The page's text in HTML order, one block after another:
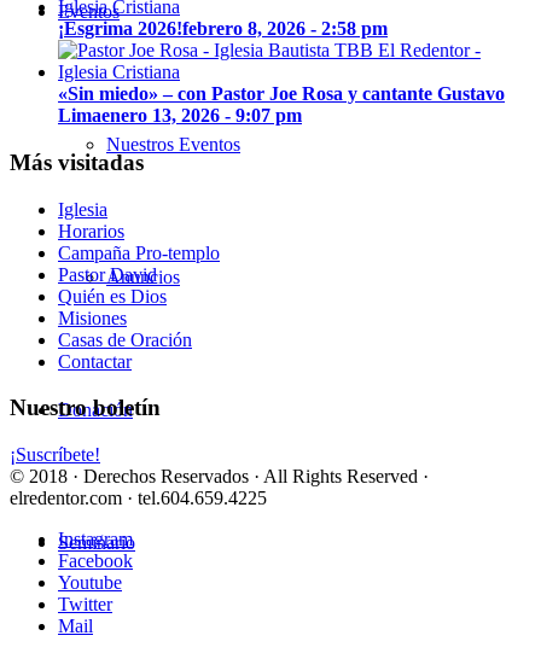
Eventos
Nuestros Eventos
Anuncios
Donación
Seminario
¡Esgrima 2026!febrero 8, 2026 - 2:58 pm
«Sin miedo» – con Pastor Joe Rosa y cantante Gustavo
Limaenero 13, 2026 - 9:07 pm
Más visitadas
Iglesia
Horarios
Campaña Pro-templo
Pastor David
Quién es Dios
Misiones
Casas de Oración
Contactar
Nuestro boletín
¡Suscríbete!
© 2018 · Derechos Reservados · All Rights Reserved ·
elredentor.com · tel.604.659.4225
Instagram
Facebook
Youtube
Twitter
Mail